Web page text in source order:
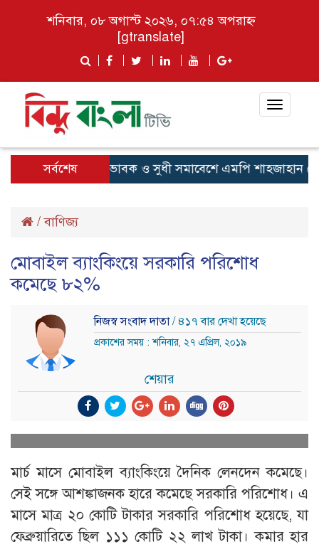
শনিবার, ০৮ অগাস্ট ২০২৬, ০৭:৫৪ অপরাহ্ন
[gtranslate]
Toggle
সর্বশেষ
উখিয়ায় অভিভাবক ও সুধী সমাবেশে এমপি শাহজাহান
/বাণিজ্য
মোবাইল ব্যাংকিংয়ে সরকারি পরিশোধ
কমেছে ৮২%
নিজস্ব সংবাদ দাতা/ ৪১৭ বার দেখা হয়েছে
প্রকাশের সময় : শনিবার, ২৭ এপ্রিল, ২০১৯
শেয়ার
মার্চ মাসে মোবাইল ব্যাংকিংয়ে দৈনিক লেনদেন কমেছে।
সেই সঙ্গে আশঙ্কাজনক হারে কমেছে সরকারি পরিশোধ। এ
মাসে মাত্র ২০ কোটি টাকার সরকারি পরিশোধ হয়েছে, যা
ফেব্রুয়ারিতে ছিল ১১১ কোটি ২২ লাখ টাকা। কমার হার